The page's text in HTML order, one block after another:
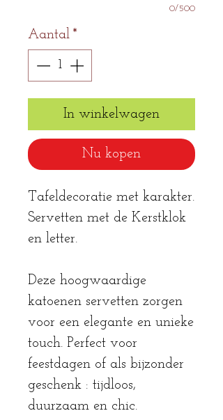
0/500
Aantal *
In winkelwagen
Nu kopen
Tafeldecoratie met karakter.
Servetten met de Kerstklok
en letter.
Deze hoogwaardige
katoenen servetten zorgen
voor een elegante en unieke
touch. Perfect voor
feestdagen of als bijzonder
geschenk : tijdloos,
duurzaam en chic.